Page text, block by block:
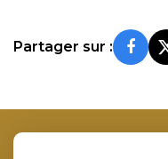
Partager sur :